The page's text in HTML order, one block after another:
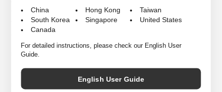
China Hong Kong
Taiwan
South Korea
Singapore
United States
Canada
For detailed instructions, please check our English User
Guide.
English User Guide
ており、さらにポケット内部にはセキュリティポケットを装備していま
す。ウエストのダーツを排除する事で程良く身幅にもゆとりを持たせたシ
ルエットやラグランスリーブなど、これまでの高い機能性はそのままにカ
ジュアルに落とし込まれたディテールが魅力的です。単体でも活躍してく
れますが、同素材で展開されているWallet Pantsとセットアップでのスタ